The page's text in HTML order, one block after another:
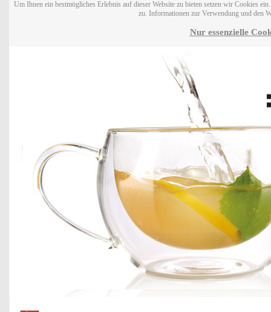
Um Ihnen ein bestmögliches Erlebnis auf dieser Website zu bieten setzen wir Cookies
zu. Informationen zur Verwendung und den
Nur essenzielle